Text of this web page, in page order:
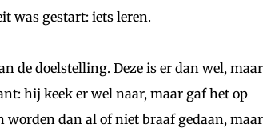
was gestart: iets leren.
de doelstelling. Deze is er dan wel, maar
hij keek er wel naar, maar gaf het op
worden dan al of niet braaf gedaan, maar